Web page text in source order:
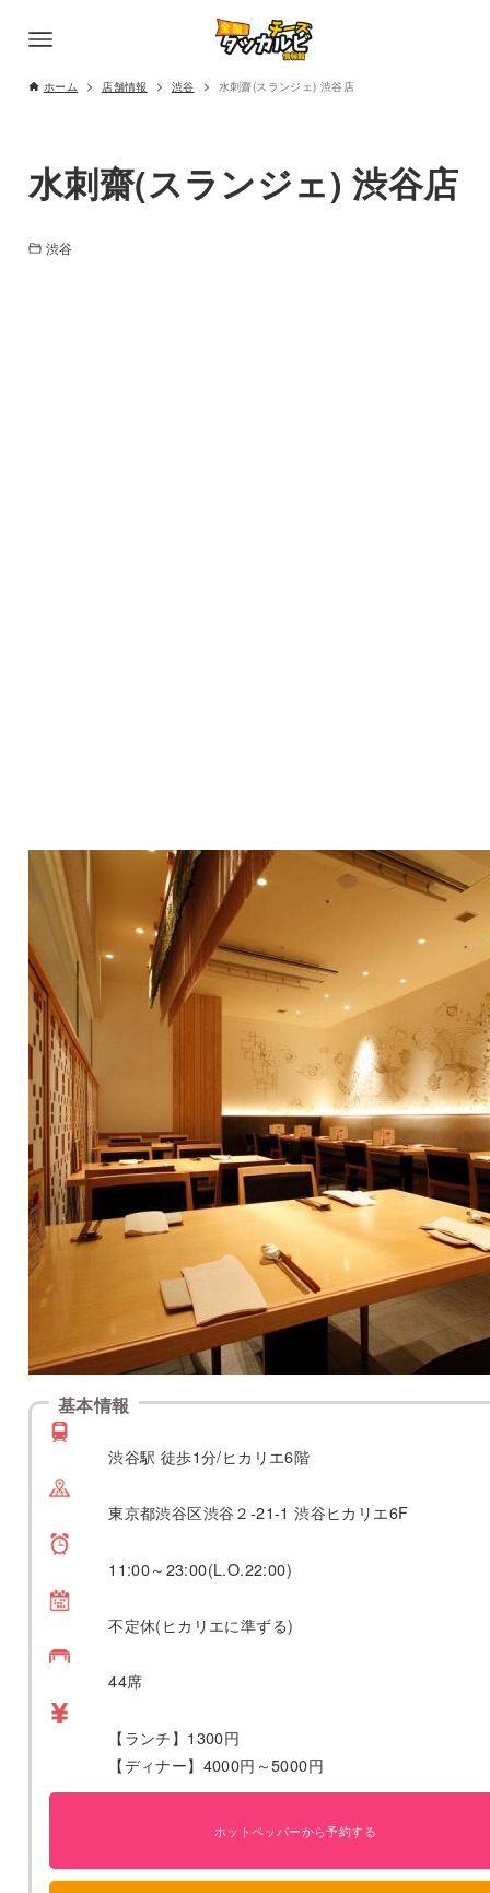
ホーム 店舗情報 渋谷 水刺齋(スランジェ) 渋谷店
水刺齋(スランジェ) 渋谷店
渋谷
基本情報
渋谷駅 徒歩1分/ヒカリエ6階
東京都渋谷区渋谷２-21-1 渋谷ヒカリエ6F
11:00～23:00(L.O.22:00)
不定休(ヒカリエに準ずる)
44席
【ランチ】1300円
【ディナー】4000円～5000円
ホットペッパーから予約する